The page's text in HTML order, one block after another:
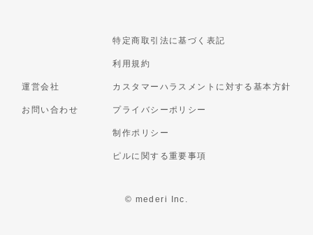
運営会社
お問い合わせ
特定商取引法に基づく表記
利用規約
カスタマーハラスメントに対する基本方針
プライバシーポリシー
制作ポリシー
ピルに関する重要事項
© mederi Inc.